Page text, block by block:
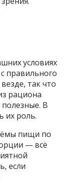
условиях
правильного
так что
рациона
В
их роль.
пищи по
— всё
если